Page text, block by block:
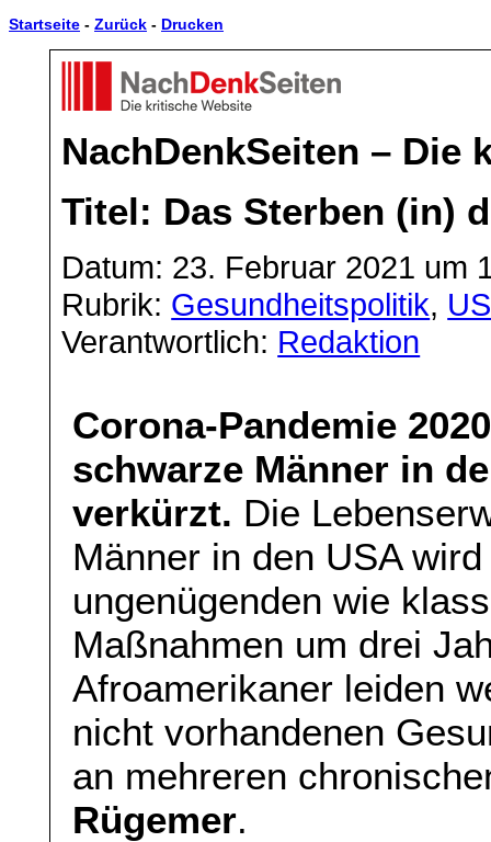
Startseite - Zurück - Drucken
NachDenkSeiten – Die
Titel: Das Sterben (in)
Datum: 23. Februar 2021 um
Rubrik: Gesundheitspolitik,
Verantwortlich: Redaktion
Corona-Pandemie
schwarze Männer in
verkürzt. Die
Männer in den USA
ungenügenden wie
Maßnahmen um drei
Afroamerikaner leiden
nicht vorhandenen
an mehreren
Rügemer.